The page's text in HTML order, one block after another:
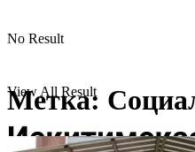
No Result
View All Result
Метка: